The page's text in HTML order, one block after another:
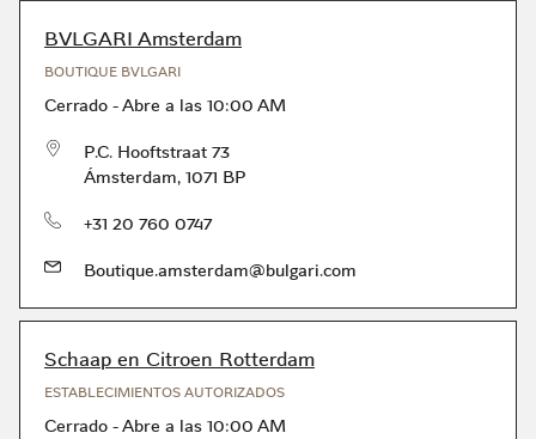
BVLGARI Amsterdam
BOUTIQUE BVLGARI
Cerrado -Abre a las 10:00 AM
P.C. Hooftstraat 73
Ámsterdam, 1071 BP
Teléfono+31 20 760 0747
Boutique.amsterdam@bulgari.com
Schaap en Citroen Rotterdam
ESTABLECIMIENTOS AUTORIZADOS
Cerrado -Abre a las 10:00 AM